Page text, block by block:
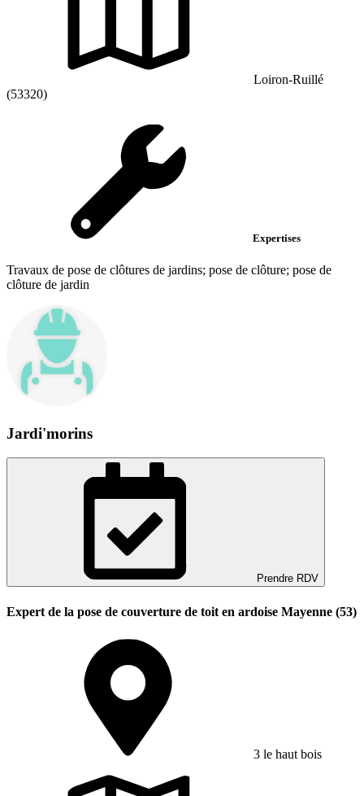
Loiron-Ruillé
(53320)
Expertises
Travaux de pose de clôtures de jardins; pose de clôture; pose de
clôture de jardin
Jardi'morins
Prendre RDV
Expert de la pose de couverture de toit en ardoise Mayenne (53)
3 le haut bois